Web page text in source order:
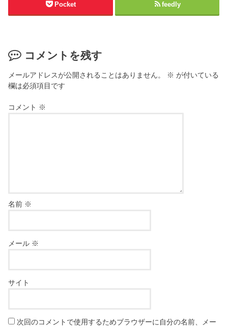
Pocket feedly
コメントを残す
メールアドレスが公開されることはありません。 ※ が付いている
欄は必須項目です
コメント ※
名前 ※
メール ※
サイト
次回のコメントで使用するためブラウザーに自分の名前、メー